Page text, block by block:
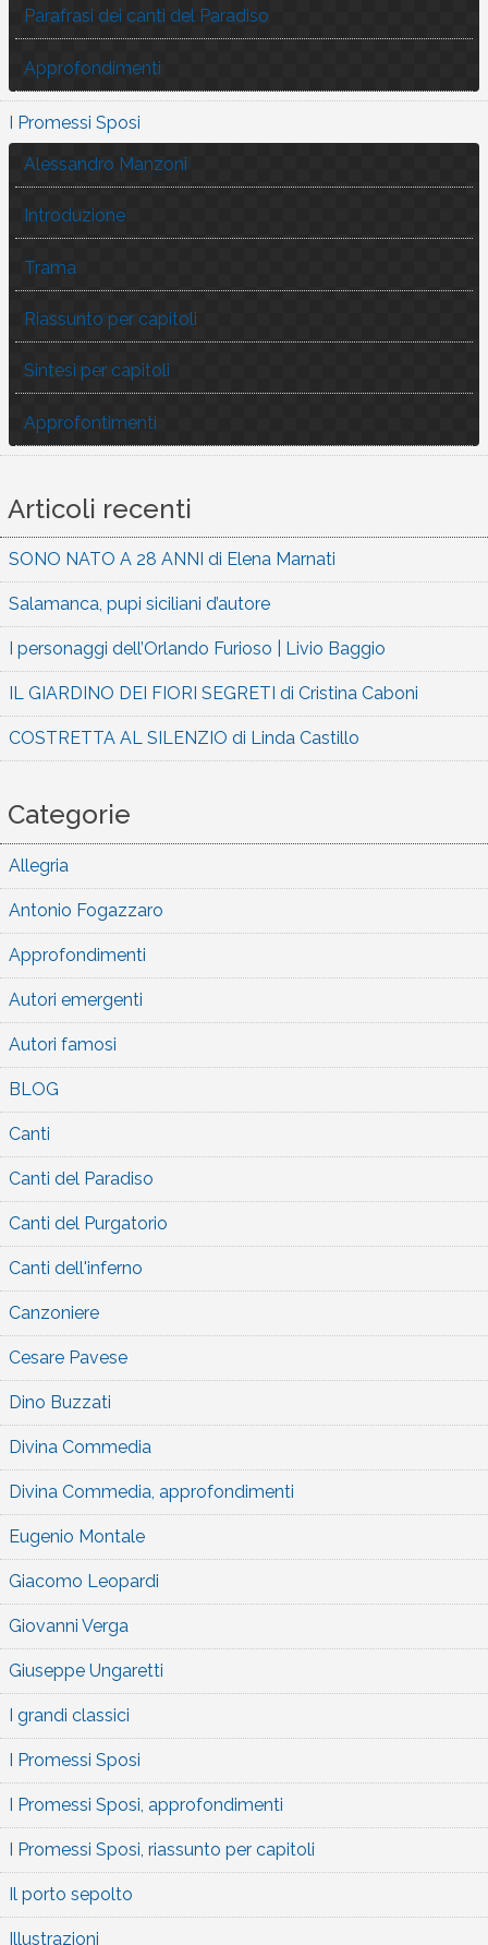
Parafrasi dei canti del Paradiso
Approfondimenti
I Promessi Sposi
Alessandro Manzoni
Introduzione
Trama
Riassunto per capitoli
Sintesi per capitoli
Approfontimenti
Articoli recenti
SONO NATO A 28 ANNI di Elena Marnati
Salamanca, pupi siciliani d’autore
I personaggi dell’Orlando Furioso | Livio Baggio
IL GIARDINO DEI FIORI SEGRETI di Cristina Caboni
COSTRETTA AL SILENZIO di Linda Castillo
Categorie
Allegria
Antonio Fogazzaro
Approfondimenti
Autori emergenti
Autori famosi
BLOG
Canti
Canti del Paradiso
Canti del Purgatorio
Canti dell'inferno
Canzoniere
Cesare Pavese
Dino Buzzati
Divina Commedia
Divina Commedia, approfondimenti
Eugenio Montale
Giacomo Leopardi
Giovanni Verga
Giuseppe Ungaretti
I grandi classici
I Promessi Sposi
I Promessi Sposi, approfondimenti
I Promessi Sposi, riassunto per capitoli
Il porto sepolto
Illustrazioni